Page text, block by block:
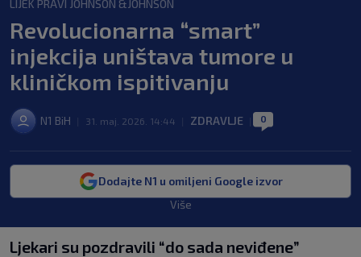
LIJEK PRAVI JOHNSON &JOHNSON
Revolucionarna “smart”
injekcija uništava tumore u
kliničkom ispitivanju
N1 BiH 31. maj. 2026. 14:44 ZDRAVLJE 0
Dodajte N1 u omiljeni Google izvor
Više
Ljekari su pozdravili “do sada neviđene”